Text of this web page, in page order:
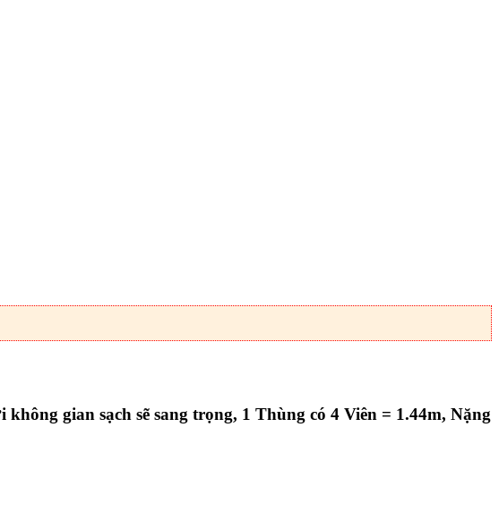
gian sạch sẽ sang trọng, 1 Thùng có 4 Viên = 1.44m, Nặng